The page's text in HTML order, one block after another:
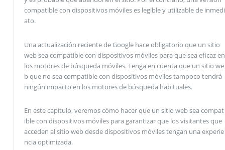
compatible con dispositivos móviles es legible y utilizable de inmedi
ato.
Una actualización reciente de Google hace obligatorio que un sitio
web sea compatible con dispositivos móviles para que sea eficaz en
los motores de búsqueda móviles. Tenga en cuenta que un sitio we
b que no sea compatible con dispositivos móviles tampoco tendrá
ningún impacto en los motores de búsqueda habituales.
En este capítulo, veremos cómo hacer que un sitio web sea compat
ible con dispositivos móviles para garantizar que los visitantes que
acceden al sitio web desde dispositivos móviles tengan una experie
ncia optimizada.